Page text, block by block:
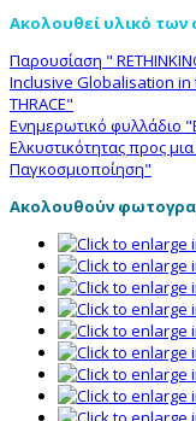
Ακολουθεί υλικό των
Παρουσίαση "
Inclusive Globalisation in
THRACE"
Ενημερωτικό φυλλάδιο
Ελκυστικότητας προς
Παγκοσμιοποίηση"
Ακολουθούν